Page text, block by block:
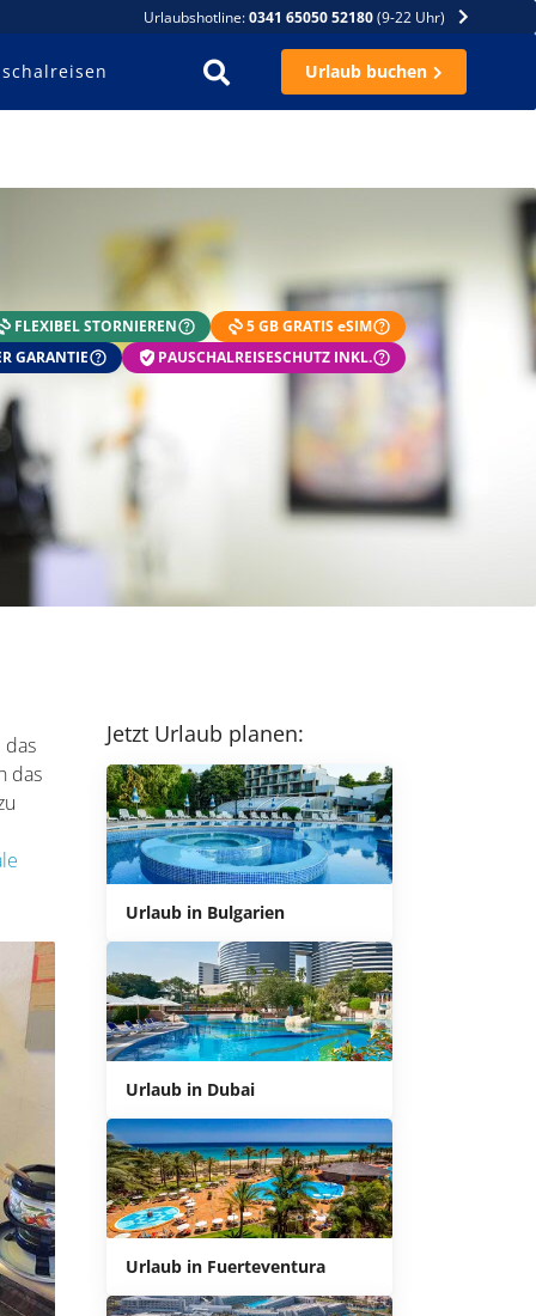
Urlaubshotline:0341 65050 52180(9-22 Uhr)
Urlaub buchen
FLEXIBEL STORNIEREN
5 GB GRATIS eSIM
GARANTIE
PAUSCHALREISESCHUTZ INKL.
das
das
Jetzt Urlaub planen:
Urlaub in Bulgarien
Urlaub in Dubai
Urlaub in Fuerteventura